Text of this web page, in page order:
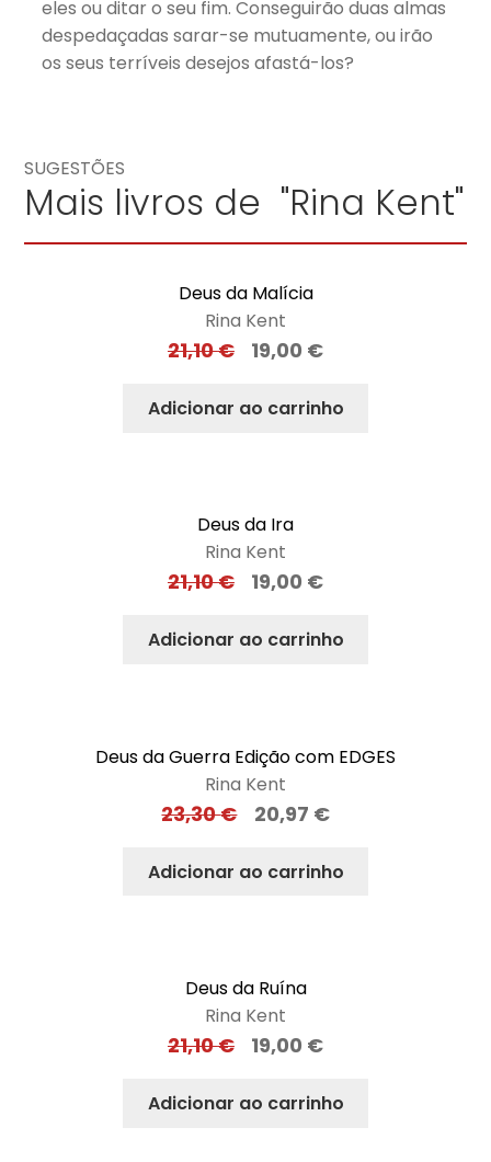
eles ou ditar o seu fim. Conseguirão duas almas
despedaçadas sarar-se mutuamente, ou irão
os seus terríveis desejos afastá-los?
SUGESTÕES
Mais livros de "Rina Kent"
Deus da Malícia
Rina Kent
21,10€ 19,00 €
Adicionar ao carrinho
Deus da Ira
Rina Kent
21,10€ 19,00 €
Adicionar ao carrinho
Deus da Guerra Edição com EDGES
Rina Kent
23,30€ 20,97 €
Adicionar ao carrinho
Deus da Ruína
Rina Kent
21,10€ 19,00 €
Adicionar ao carrinho